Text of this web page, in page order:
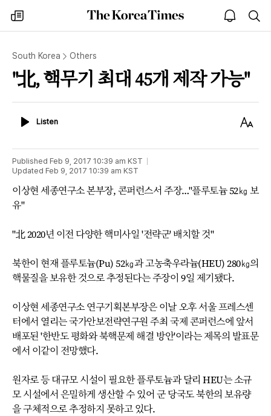
my
times
The
Korea
open
notice
South Korea Others
"北, 핵무기 최대 45개 제작 가능"
ListenListen
Text
Published Feb 9, 2017 10:39 am KST
Updated Feb 9, 2017 10:39 am KST
이상현 세종연구소 본부장, 콘퍼런스서 주장…"플루토늄 52㎏ 보
유"
"北 2020년 이전 다양한 핵미사일 '전략군' 배치할 것"
북한이 현재 플루토늄(Pu) 52㎏과 고농축우라늄(HEU) 280㎏의
핵물질을 보유한 것으로 추정된다는 주장이 9일 제기됐다.
이상현 세종연구소 연구기획본부장은 이날 오후 서울 프레스센
터에서 열리는 국가안보전략연구원 주최 국제 콘퍼런스에 앞서
배포된 '한반도 평화와 북핵문제 해결 방안'이라는 제목의 발표문
에서 이같이 전망했다.
원자로 등 대규모 시설이 필요한 플루토늄과 달리 HEU는 소규
모 시설에서 은밀하게 생산할 수 있어 군 당국도 북한의 보유량
을 구체적으로 추정하지 못하고 있다.